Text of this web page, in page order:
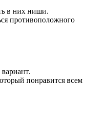
в них ниши.
противоположного
понравится всем